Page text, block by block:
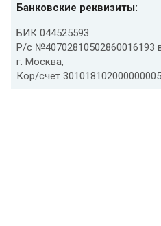
Банковские реквизиты:
БИК 044525593
Р/с
г. Москва,
Кор/счет